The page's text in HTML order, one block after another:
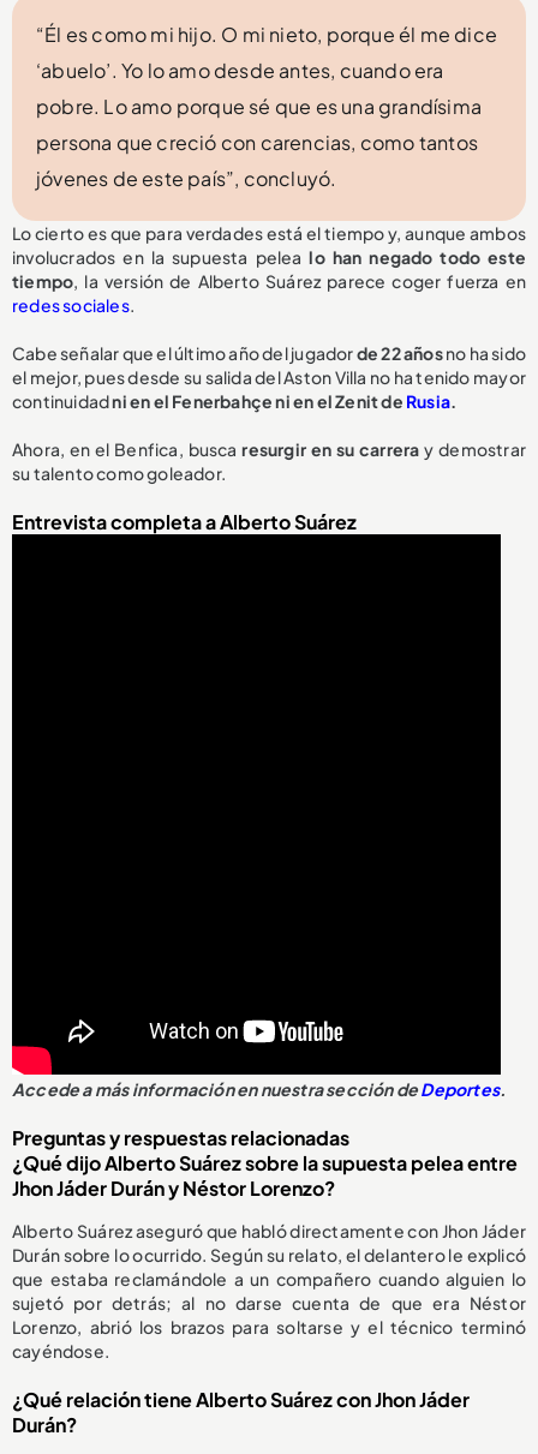
“Él es como mi hijo. O mi nieto, porque él me dice
‘abuelo’. Yo lo amo desde antes, cuando era
pobre. Lo amo porque sé que es una grandísima
persona que creció con carencias, como tantos
jóvenes de este país”, concluyó.
Lo cierto es que para verdades está el tiempo y, aunque ambos
involucrados en la supuesta pelealo han negado todo este
tiempo, la versión de Alberto Suárez parece coger fuerza en
redes sociales.
Cabe señalar que el último año del jugadorde 22 añosno ha sido
el mejor, pues desde su salida del Aston Villa no ha tenido mayor
continuidadni en el Fenerbahçe ni en el Zenit de Rusia.
Ahora, en el Benfica, buscaresurgir en su carrera y demostrar
su talento como goleador.
Entrevista completa a Alberto Suárez
Accede a más información en nuestra sección deDeportes.
Preguntas y respuestas relacionadas
¿Qué dijo Alberto Suárez sobre la supuesta pelea entre
Jhon Jáder Durán y Néstor Lorenzo?
Alberto Suárez aseguró que habló directamente con Jhon Jáder
Durán sobre lo ocurrido. Según su relato, el delantero le explicó
que estaba reclamándole a un compañero cuando alguien lo
sujetó por detrás; al no darse cuenta de que era Néstor
Lorenzo, abrió los brazos para soltarse y el técnico terminó
cayéndose.
¿Qué relación tiene Alberto Suárez con Jhon Jáder
Durán?